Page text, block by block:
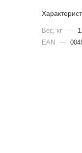
Вес, кг —
EAN
—